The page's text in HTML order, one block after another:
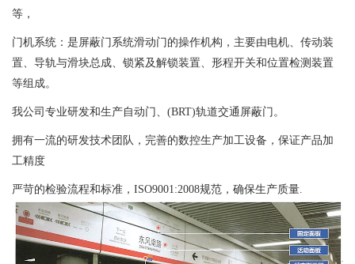
等，
门机系统：是屏蔽门系统滑动门的操作机构，主要由电机、传动装
置、导轨与滑块总成、锁紧及解锁装置、形程开关和位置检测装置
等组成。
我公司专业研发和生产自动门、(BRT)轨道交通屏蔽门。
拥有一流的研发技术团队，完善的数控生产加工设备，保证产品加
工精度
严苛的检验流程和标准，ISO9001:2008规范，确保生产质量.